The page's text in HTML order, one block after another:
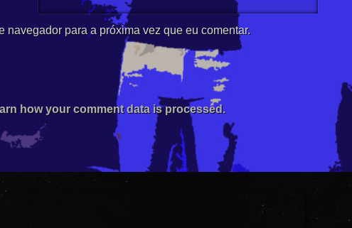
navegador para a próxima vez que eu comentar.
how your comment data is processed.